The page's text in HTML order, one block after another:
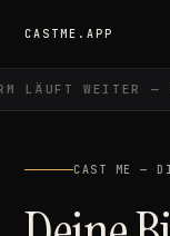
CASTME.APP
LÄUFT WEITER —
CAST ME —